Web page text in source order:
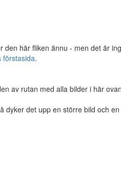
den här fliken ännu - men det är
förstasida.
av rutan med alla bilder i här
dyker det upp en större bild och